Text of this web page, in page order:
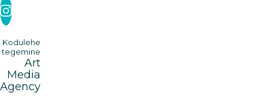
Kodulehe
tegemine
Art
Media
Agency